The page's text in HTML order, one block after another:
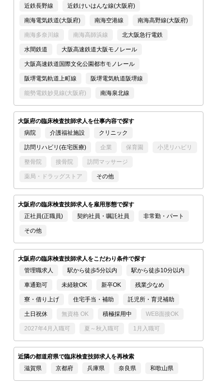
近鉄長野線 近鉄けいはんな線(大阪府)
南海電気鉄道(大阪府) 南海空港線 南海高野線(大阪府)
南海多奈川線 南海高師浜線 北大阪急行電鉄
水間鉄道 大阪高速鉄道大阪モノレール
大阪高速鉄道国際文化公園都市モノレール
阪堺電気軌道上町線 阪堺電気軌道阪堺線
能勢電鉄妙見線(大阪府) 南海泉北線
大阪府の臨床検査技師求人を仕事内容で探す
病院
介護福祉施設 クリニック
訪問リハビリ(在宅医療) 企業 保育園 小児リハビリ
整骨院 接骨院 訪問マッサージ
薬局・ドラッグストア その他
大阪府の臨床検査技師求人を雇用形態で探す
正社員(正職員)
契約社員・嘱託社員 非常勤・パート
その他
大阪府の臨床検査技師求人をこだわり条件で探す
管理職求人
駅から徒歩5分以内 駅から徒歩10分以内
車通勤可 未経験OK 新卒OK 残業少なめ
寮・借り上げ 住宅手当・補助 託児所・育児補助
土日祝休 無資格 OK 積極採用中 WEB面接OK
2027年4月入職可 夏～秋入職可 1月入職可
近隣の都道府県で臨床検査技師求人を再検索
滋賀県
京都府 兵庫県 奈良県 和歌山県